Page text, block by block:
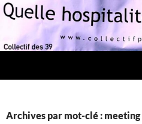
Archives par mot-clé : meeting